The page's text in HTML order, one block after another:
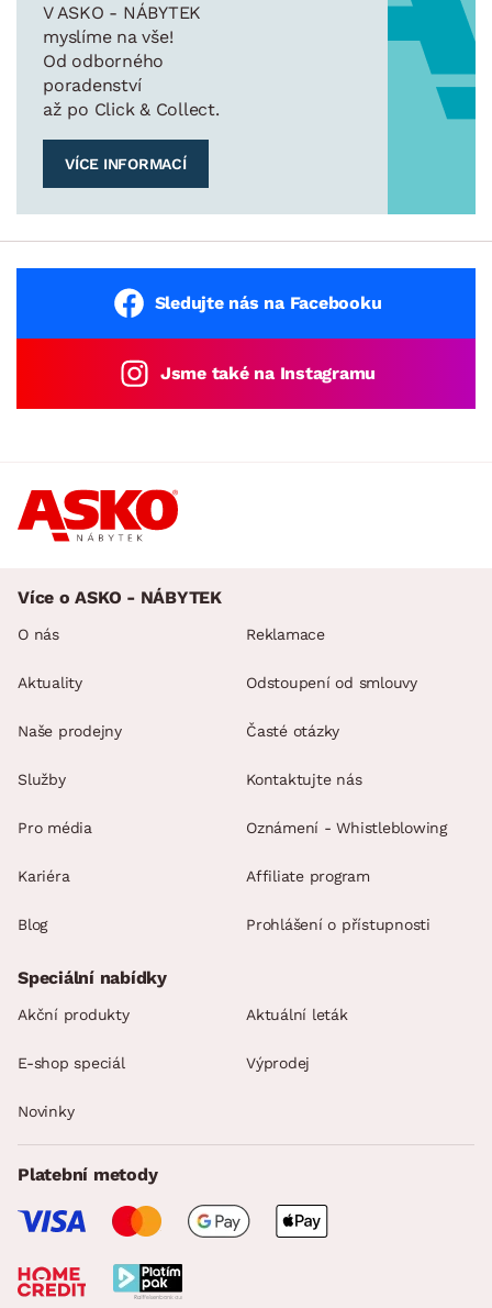
V ASKO - NÁBYTEK
myslíme na vše!
Od odborného
poradenství
až po Click & Collect.
VÍCE INFORMACÍ
Sledujte nás na Facebooku
Jsme také na Instagramu
Více o ASKO - NÁBYTEK
O nás
Aktuality
Naše prodejny
Služby
Pro média
Kariéra
Blog
Reklamace
Odstoupení od smlouvy
Časté otázky
Kontaktujte nás
Oznámení - Whistleblowing
Affiliate program
Prohlášení o přístupnosti
Speciální nabídky
Akční produkty Aktuální leták
E-shop speciál Výprodej
Novinky
Platební metody